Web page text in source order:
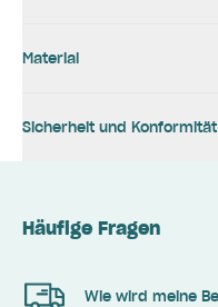
Material
Sicherheit und Konformität
Häufige Fragen
Wie wird meine